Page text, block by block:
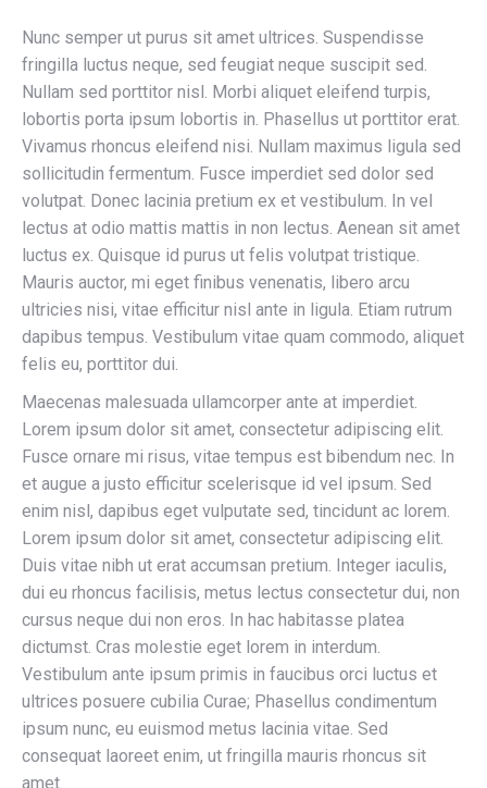
Nunc semper ut purus sit amet ultrices. Suspendisse
fringilla luctus neque, sed feugiat neque suscipit sed.
Nullam sed porttitor nisl. Morbi aliquet eleifend turpis,
lobortis porta ipsum lobortis in. Phasellus ut porttitor erat.
Vivamus rhoncus eleifend nisi. Nullam maximus ligula sed
sollicitudin fermentum. Fusce imperdiet sed dolor sed
volutpat. Donec lacinia pretium ex et vestibulum. In vel
lectus at odio mattis mattis in non lectus. Aenean sit amet
luctus ex. Quisque id purus ut felis volutpat tristique.
Mauris auctor, mi eget finibus venenatis, libero arcu
ultricies nisi, vitae efficitur nisl ante in ligula. Etiam rutrum
dapibus tempus. Vestibulum vitae quam commodo, aliquet
felis eu, porttitor dui.
Maecenas malesuada ullamcorper ante at imperdiet.
Lorem ipsum dolor sit amet, consectetur adipiscing elit.
Fusce ornare mi risus, vitae tempus est bibendum nec. In
et augue a justo efficitur scelerisque id vel ipsum. Sed
enim nisl, dapibus eget vulputate sed, tincidunt ac lorem.
Lorem ipsum dolor sit amet, consectetur adipiscing elit.
Duis vitae nibh ut erat accumsan pretium. Integer iaculis,
dui eu rhoncus facilisis, metus lectus consectetur dui, non
cursus neque dui non eros. In hac habitasse platea
dictumst. Cras molestie eget lorem in interdum.
Vestibulum ante ipsum primis in faucibus orci luctus et
ultrices posuere cubilia Curae; Phasellus condimentum
ipsum nunc, eu euismod metus lacinia vitae. Sed
consequat laoreet enim, ut fringilla mauris rhoncus sit
amet.